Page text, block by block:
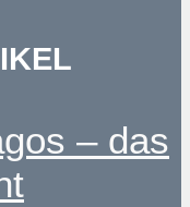
– das